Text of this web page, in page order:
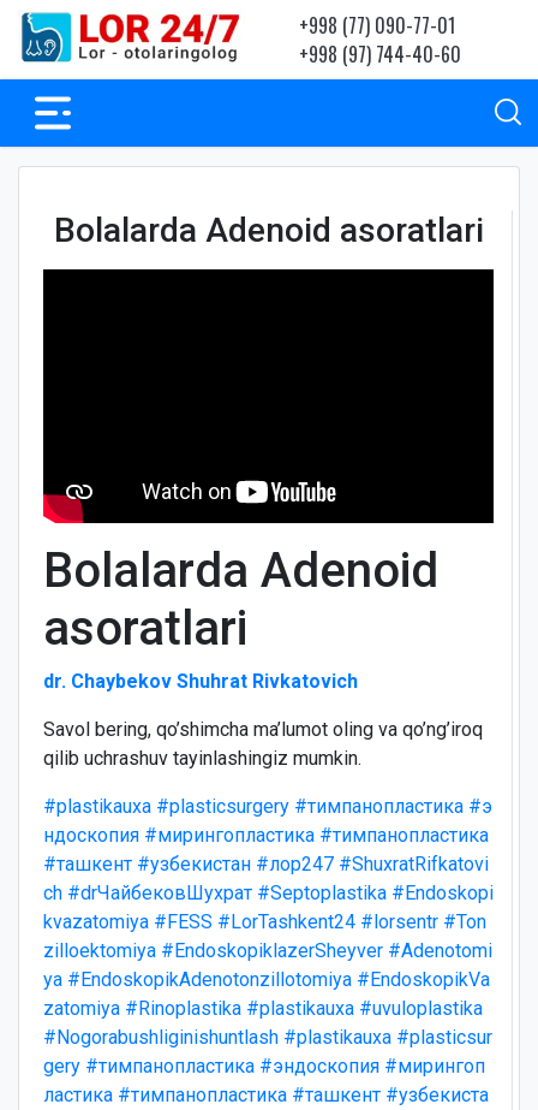
+998 (77) 090-77-01
+998 (97) 744-40-60
Bolalarda Adenoid asoratlari
Bolalarda Adenoid
asoratlari
dr. Chaybekov Shuhrat Rivkatovich
Savol bering, qo’shimcha ma’lumot oling va qo’ng’iroq
qilib uchrashuv tayinlashingiz mumkin.
#plastikauxa #plasticsurgery #тимпанопластика #э
ндоскопия #мирингопластика #тимпанопластика
#ташкент #узбекистан #лор247 #ShuxratRifkatovi
ch #drЧайбековШухрат #Septoplastika #Endoskopi
kvazatomiya #FESS #LorTashkent24 #lorsentr #Ton
zilloektomiya #EndoskopiklazerSheyver #Adenotomi
ya #EndoskopikAdenotonzillotomiya #EndoskopikVa
zatomiya #Rinoplastika #plastikauxa #uvuloplastika
#Nogorabushliginishuntlash #plastikauxa #plasticsur
gery #тимпанопластика #эндоскопия #мирингоп
ластика #тимпанопластика #ташкент #узбекиста